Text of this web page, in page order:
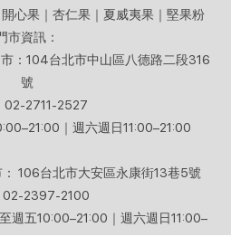
心果｜杏仁果｜夏威夷果｜堅果粉
市資訊：
：104台北市中山區八德路二段316
號
02-2711-2527
｜週六週日11:00–21:00
106台北市大安區永康街13巷5號
02-2397-2100
週五10:00–21:00｜週六週日11:00–